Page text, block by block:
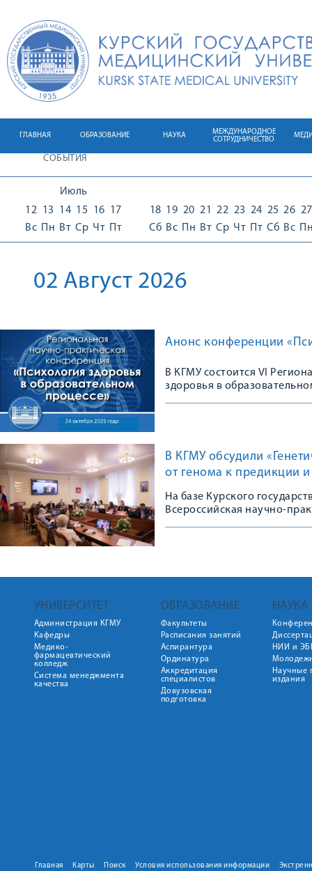
ГЛАВНАЯ ОБРАЗОВАНИЕ НАУКА
МЕЖДУНАРОДНОЕ
СОТРУДНИЧЕСТВО
СОБЫТИЯ
Июль
12
Вс
13
Пн
14
Вт
15
Ср
16
Чт
17
Пт
18
Сб
19
Вс
20
Пн
21
Вт
22
Ср
23
Чт
24
Пт
25
Сб
26
Вс
27
02 Август 2026
Анонс конференции
В КГМУ состоится VI
здоровья в
В КГМУ обсудили
от генома к предикции
На базе Курского
Всероссийская научно-
УНИВЕРСИТЕТ
Администрация КГМУ
Кафедры
Медико-
фармацевтический
колледж
Система менеджмента
качества
ОБРАЗОВАНИЕ
Факультеты
Расписания занятий
Аспирантура
Ординатура
Аккредитация
специалистов
Довузовская
подготовка
НАУКА
НИИ и
Научные
издания
Главная Карты Поиск Условия использования информации